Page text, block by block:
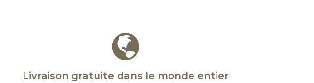
Livraison gratuite dans le monde entier